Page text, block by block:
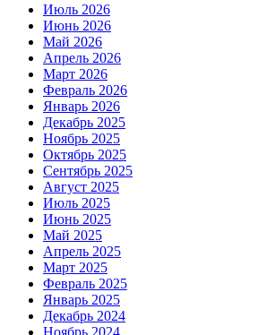
Июль 2026
Июнь 2026
Май 2026
Апрель 2026
Март 2026
Февраль 2026
Январь 2026
Декабрь 2025
Ноябрь 2025
Октябрь 2025
Сентябрь 2025
Август 2025
Июль 2025
Июнь 2025
Май 2025
Апрель 2025
Март 2025
Февраль 2025
Январь 2025
Декабрь 2024
Ноябрь 2024